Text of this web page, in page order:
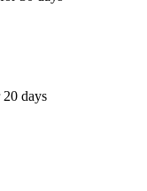
days